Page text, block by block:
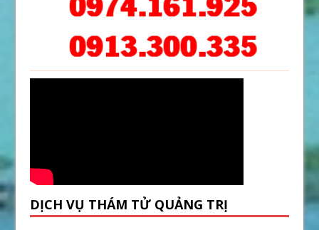
DỊCH VỤ THÁM TỬ QUẢNG TRỊ